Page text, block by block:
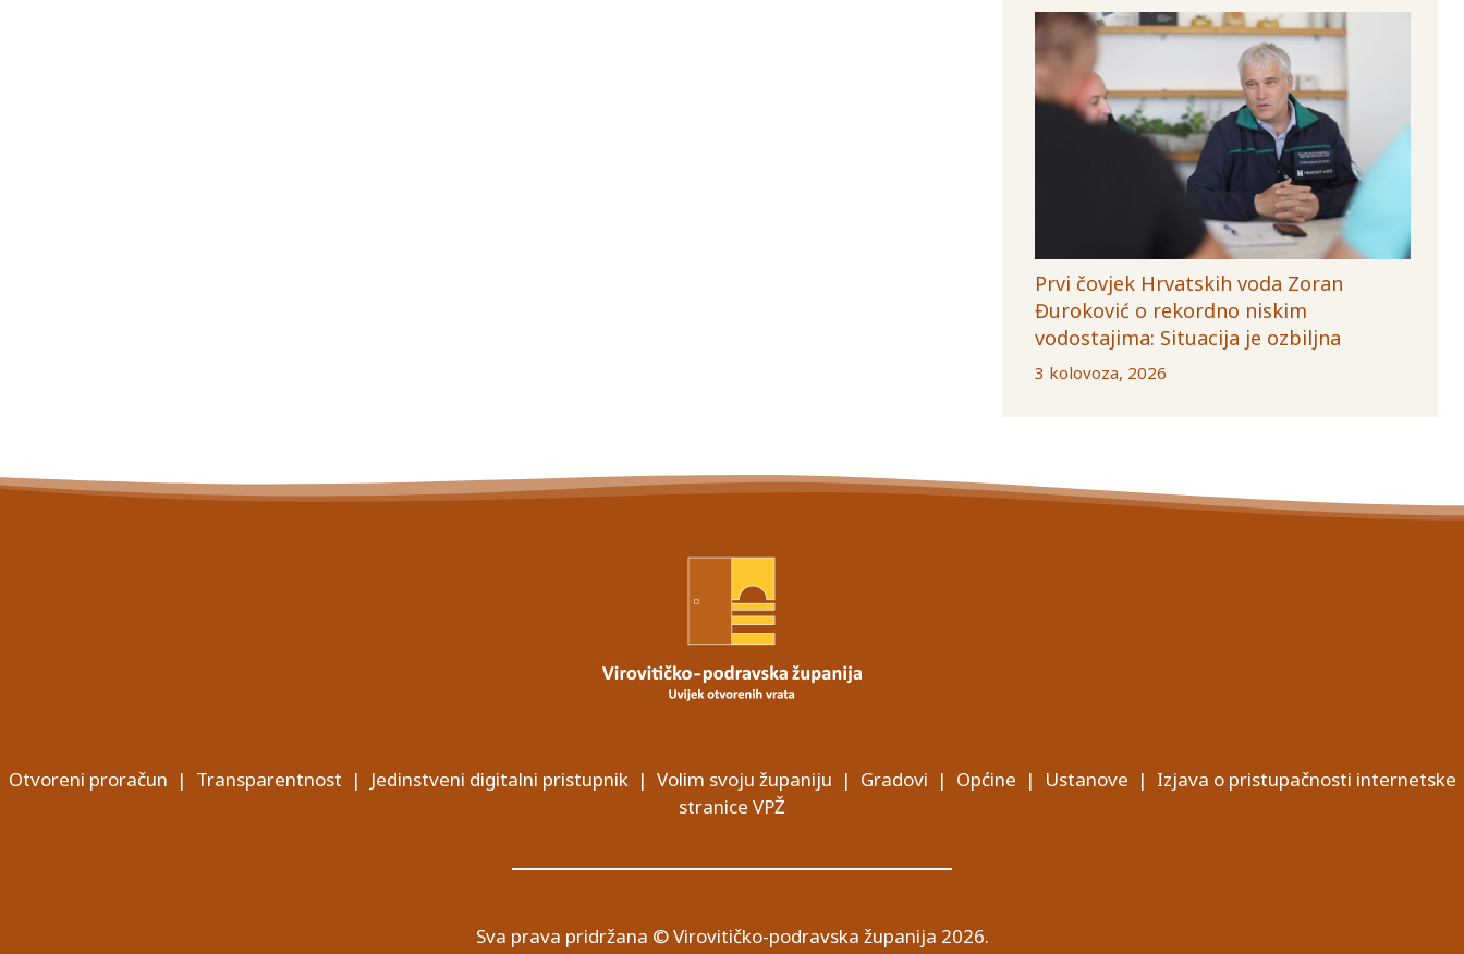
Prvi čovjek Hrvatskih voda Zoran
Đuroković o rekordno niskim
vodostajima: Situacija je ozbiljna
3 kolovoza, 2026
Otvoreni proračun | Transparentnost | Jedinstveni digitalni pristupnik| Volim svoju županiju | Gradovi | Općine | Ustanove | Izjava o pristupačnosti internetske
stranice VPŽ
Sva prava pridržana © Virovitičko-podravska županija 2026.